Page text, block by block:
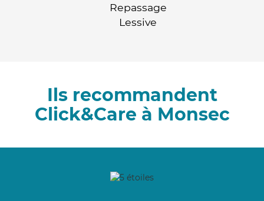
Repassage
Lessive
Ils recommandent
Click&Care à Monsec